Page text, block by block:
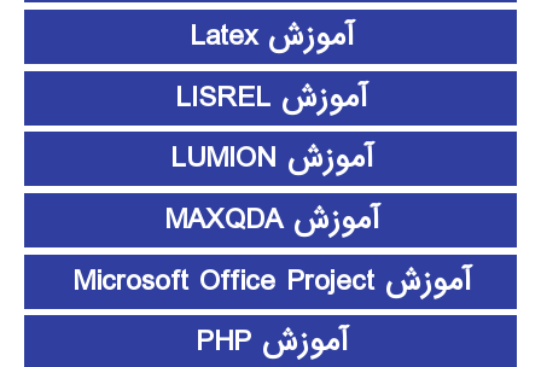
آموزش Latex
آموزش LISREL
آموزش LUMION
آموزش MAXQDA
آموزش Microsoft Office Project
آموزش PHP